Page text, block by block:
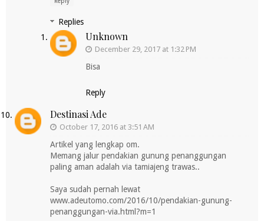
Replies
Unknown
December 29, 2017 at 1:32 PM
Bisa
Reply
Destinasi Ade
October 17, 2016 at 3:51 AM
Artikel yang lengkap om.
Memang jalur pendakian gunung penanggungan
paling aman adalah via tamiajeng trawas..
Saya sudah pernah lewat
www.adeutomo.com/2016/10/pendakian-gunung-
penanggungan-via.html?m=1